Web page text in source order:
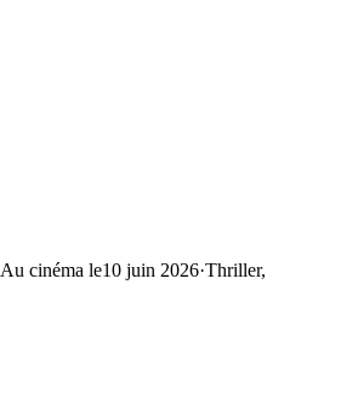
Au cinéma le10 juin 2026·Thriller,